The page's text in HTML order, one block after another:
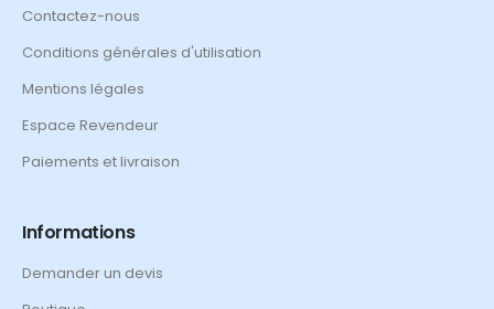
Contactez-nous
Conditions générales d'utilisation
Mentions légales
Espace Revendeur
Paiements et livraison
Informations
Demander un devis